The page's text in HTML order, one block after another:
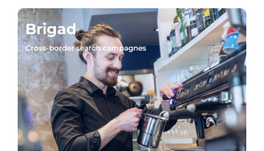
Brigad
Cross-border search campagnes